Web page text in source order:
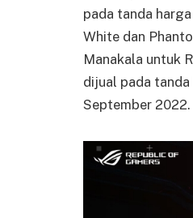
pada tanda
White dan
Manakala untuk
dijual pada tanda
September 2022.